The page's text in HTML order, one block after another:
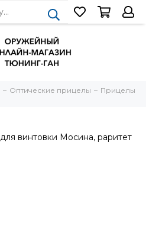
Оптические прицелы
Прицелы